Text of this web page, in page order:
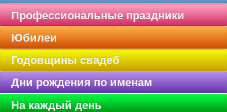
Профессиональные праздники
Юбилеи
Годовщины свадеб
Дни рождения по именам
На каждый день